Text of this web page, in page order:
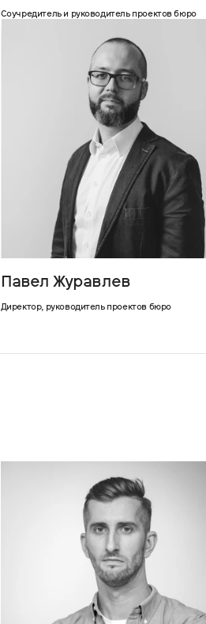
Соучредитель и руководитель проектов бюро
Павел Журавлев
Директор, руководитель проектов бюро